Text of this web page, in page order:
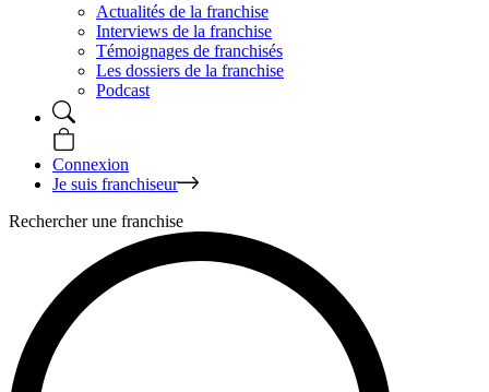
Actualités de la franchise
Interviews de la franchise
Témoignages de franchisés
Les dossiers de la franchise
Podcast
Connexion
Je suis franchiseur
Rechercher une franchise